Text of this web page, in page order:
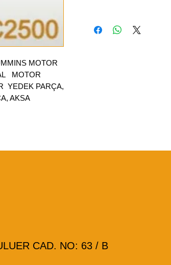
MOTOR
MOTOR
YEDEK PARÇA,
AKSA
CAD. NO: 63 / B